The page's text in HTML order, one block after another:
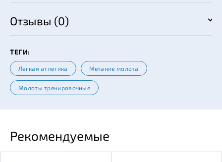
Отзывы (0)
ТЕГИ:
Легкая атлетика Метание молота
Молоты тренировочные
Рекомендуемые